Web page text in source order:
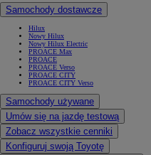
Samochody dostawcze
Hilux
Nowy Hilux
Nowy Hilux Electric
PROACE Max
PROACE
PROACE Verso
PROACE CITY
PROACE CITY Verso
Samochody używane
Umów się na jazdę testową
Zobacz wszystkie cenniki
Konfiguruj swoją Toyotę